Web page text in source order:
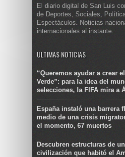
El diario digital de San Luis
de Deportes, Sociales,
Espectáculos. Noticias
internacionales al instante.
ULTIMAS NOTICIAS
“Queremos ayudar a crear
Verde”: para la idea del
selecciones, la FIFA mira a
España instaló una barrera
medio de una crisis
el momento, 67 muertos
Descubren estructuras de
civilización que habitó el